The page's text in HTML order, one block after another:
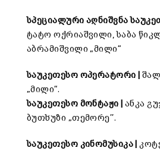
სპეციალური აღნიშვნა
ტატო ოქრიაშვილი, საბა
აბრამიშვილი „მილი“
საუკეთესო ოპერატორი
„მილი“.
საუკეთესო მონტაჟი | ანკა
ბუთხუზი „თემორე’’.
საუკეთესო კინომუსიკა |